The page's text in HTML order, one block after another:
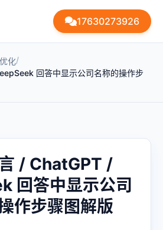
17630273926
化/
回答中显示公司名称的操作步
/ ChatGPT /
回答中显示公司
作步骤图解版